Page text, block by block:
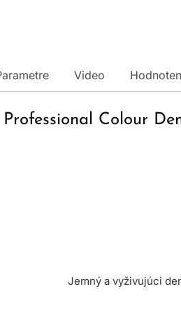
Video
Colour
Jemný a vyživujúci